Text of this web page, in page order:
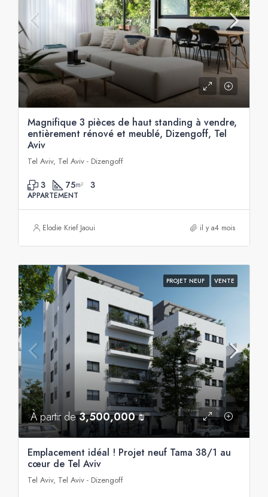
Magnifique 3 pièces de haut standing à vendre,
entièrement rénové et meublé, Dizengoff, Tel
Aviv
Tel Aviv, Tel Aviv - Dizengoff
3 75m² 3
APPARTEMENT
Elodie Krief Jaoui il y a4 mois
PROJET NEUF VENTE
À partir de3,500,000 ₪
Emplacement idéal ! Projet neuf Tama 38/1 au
cœur de Tel Aviv
Tel Aviv, Tel Aviv - Dizengoff